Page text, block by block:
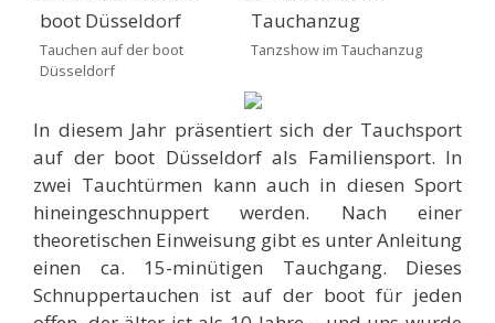
Tauchen auf der boot
Düsseldorf
Tanzshow im Tauchanzug
In diesem Jahr präsentiert sich der Tauchsport
auf der boot Düsseldorf als Familiensport. In
zwei Tauchtürmen kann auch in diesen Sport
hineingeschnuppert werden. Nach einer
theoretischen Einweisung gibt es unter Anleitung
einen ca. 15-minütigen Tauchgang. Dieses
Schnuppertauchen ist auf der boot für jeden